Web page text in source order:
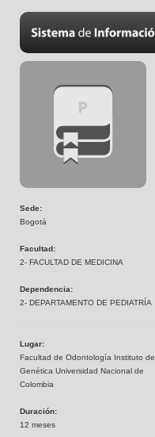
Sede:
Bogotá
Facultad:
2- FACULTAD DE MEDICINA
Dependencia:
2- DEPARTAMENTO DE PEDIATRÍA
Lugar:
Facultad de Odontología Instituto de
Genética Universidad Nacional de
Colombia
Duración:
12 meses